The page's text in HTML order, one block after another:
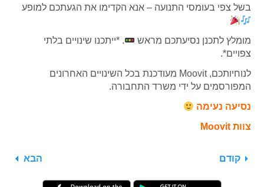
בשל צפי בעומסי התנועה – אנא הקדימו את הגעתכם למופע
מומלץ לתכנן נסיעתכם מראש
. *ייתכנו שינויים בלתי
צפויים*.
לנוחיותכם, Moovit מעודכנת בכל השינויים האחרונים
המפורסמים על ידי משרד התחבורה.
נסיעה נעימה
צוות Moovit
קודם הבא